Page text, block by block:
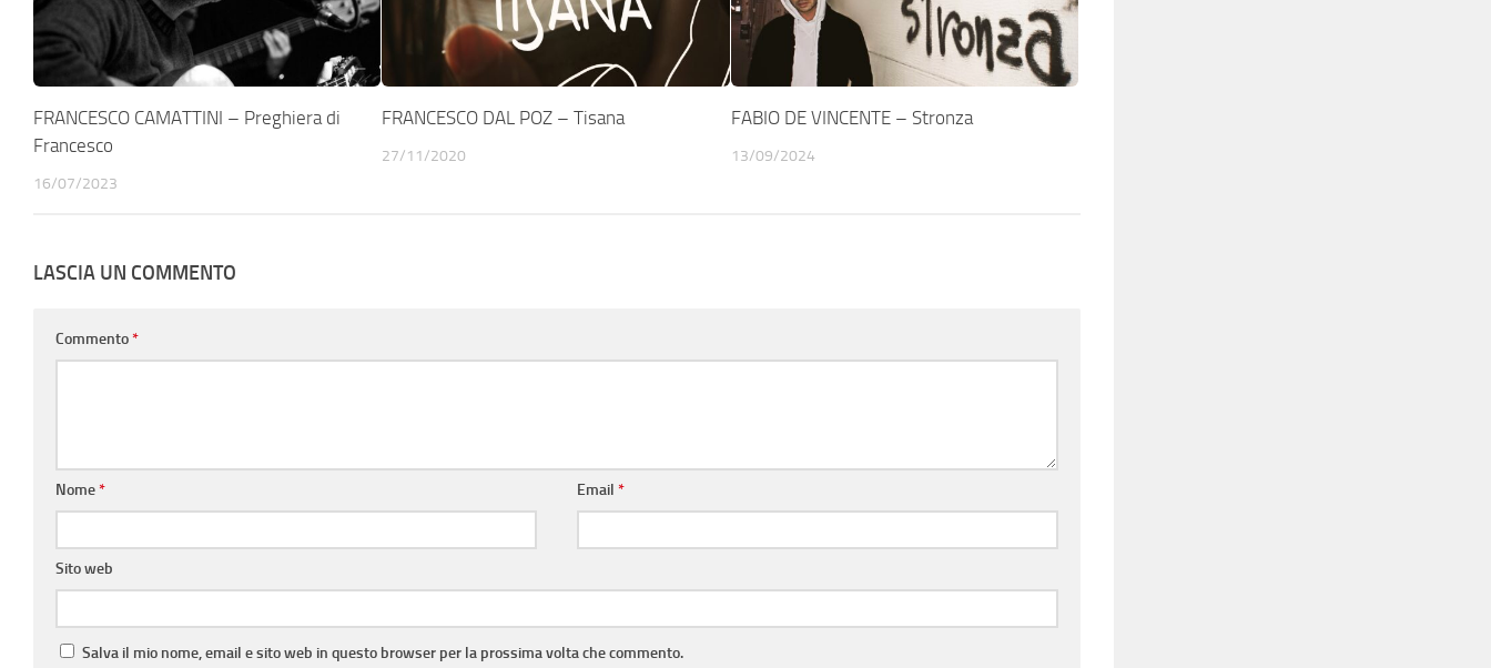
FRANCESCO CAMATTINI – Preghiera di
Francesco
16/07/2023
FRANCESCO DAL POZ – Tisana
27/11/2020
FABIO DE VINCENTE – Stronza
13/09/2024
LASCIA UN COMMENTO
Commento*
Nome* Email*
Sito web
Salva il mio nome, email e sito web in questo browser per la prossima volta che commento.